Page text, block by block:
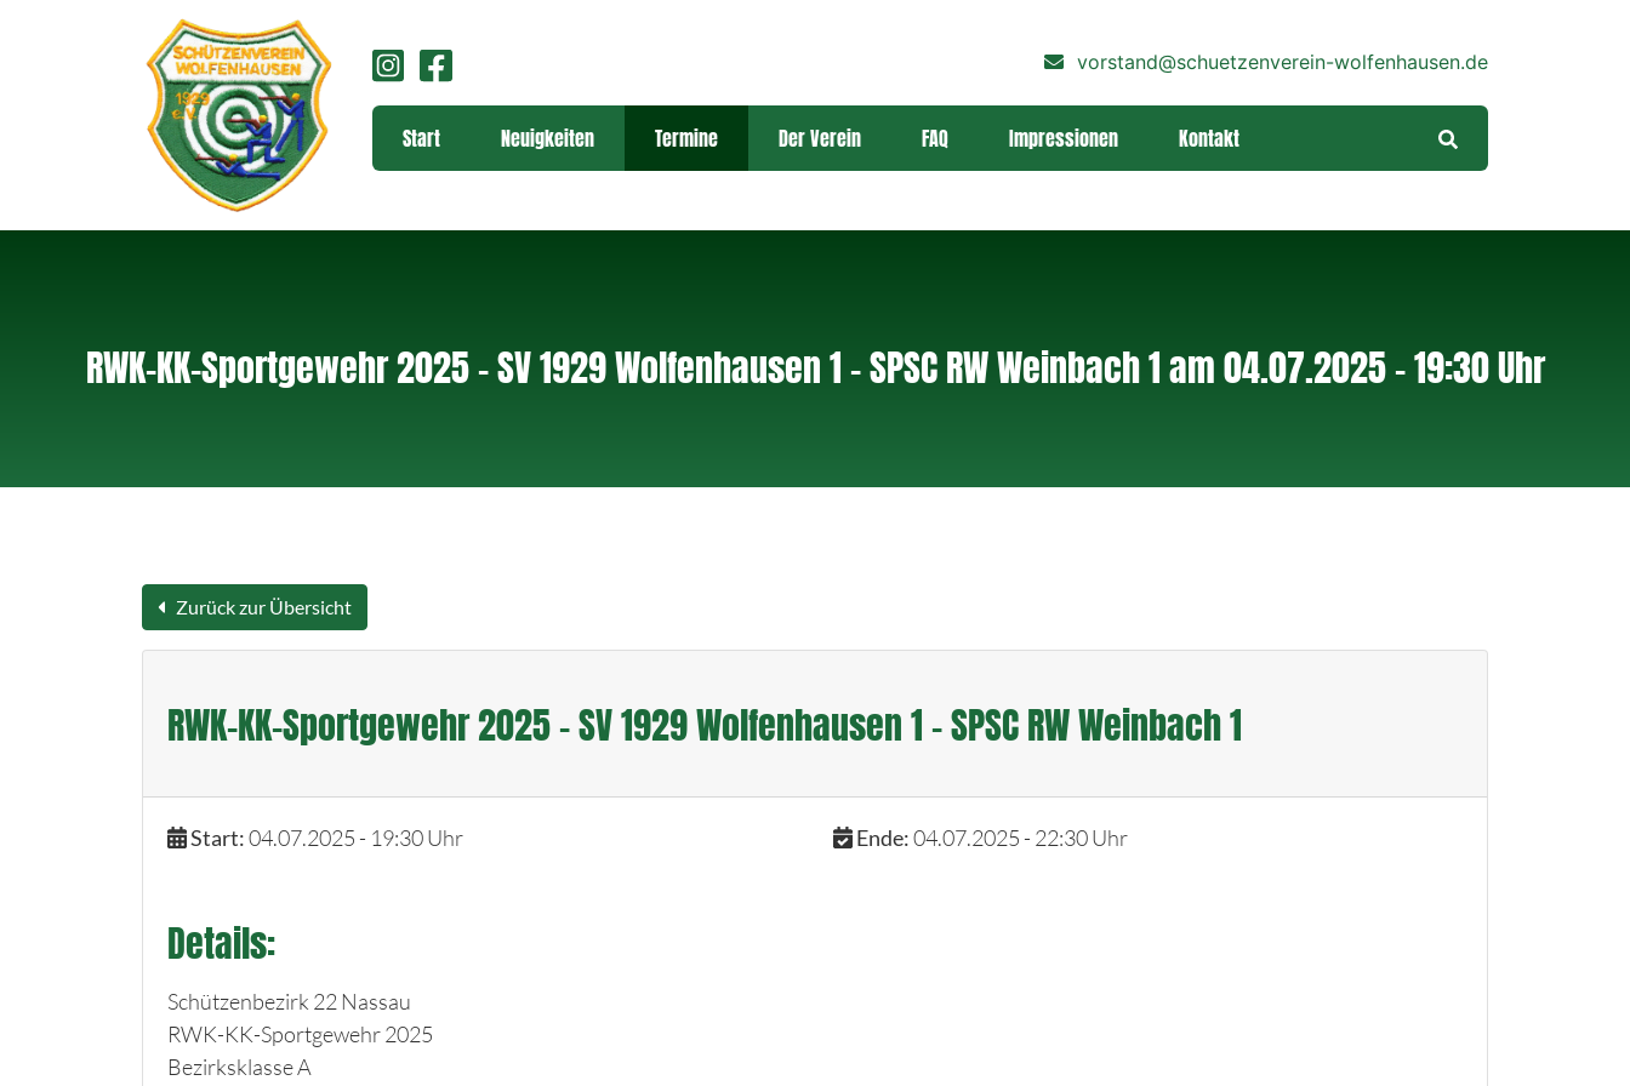
vorstand@schuetzenverein-wolfenhausen.de
Start Neuigkeiten Termine Der Verein
Schießstände
FAQ Impressionen Kontakt
RWK-KK-Sportgewehr 2025 – SV 1929 Wolfenhausen 1 – SPSC RW Weinbach 1 am 04.07.2025 - 19:30 Uhr
Zurück zur Übersicht
RWK-KK-Sportgewehr 2025 – SV 1929 Wolfenhausen 1 – SPSC RW Weinbach 1
Start:04.07.2025 - 19:30 Uhr Ende:04.07.2025 - 22:30 Uhr
Details:
Schützenbezirk 22 Nassau
RWK-KK-Sportgewehr 2025
Bezirksklasse A